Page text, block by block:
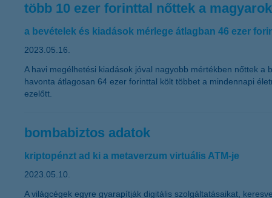
több 10 ezer forinttal nőttek a
a bevételek és kiadások mérlege átlagban 46 ezer
2023.05.16.
A havi megélhetési kiadások jóval nagyobb mértékben nőttek
havonta átlagosan 64 ezer forinttal költ többet a mindennapi
ezelőtt.
bombabiztos adatok
kriptopénzt ad ki a metaverzum virtuális ATM-je
2023.05.10.
A világcégek egyre gyarapítják digitális szolgáltatásaikat,